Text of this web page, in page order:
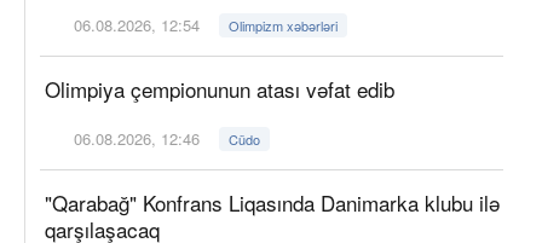
06.08.2026, 12:54 Olimpizm xəbərləri
Olimpiya çempionunun atası vəfat edib
06.08.2026, 12:46 Cüdo
"Qarabağ" Konfrans Liqasında Danimarka klubu ilə
qarşılaşacaq